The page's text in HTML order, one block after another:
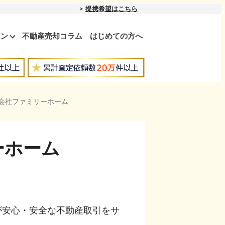
提携希望はこちら
不動産売却コラム はじめての方へ
社ファミリーホーム
ーム
心・安全な不動産取引をサ